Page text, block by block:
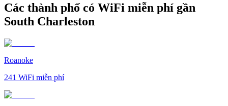
Các thành phố có WiFi miễn phí gần
South Charleston
Roanoke
241 WiFi miễn phí